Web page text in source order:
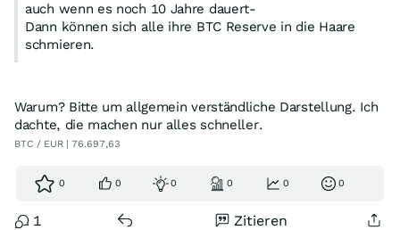
auch wenn es noch 10 Jahre dauert-
Dann können sich alle ihre BTC Reserve in die Haare
schmieren.
Warum? Bitte um allgemein verständliche Darstellung. Ich
dachte, die machen nur alles schneller.
BTC / EUR | 76.697,63
0 0 0 0 0 0
1 Zitieren